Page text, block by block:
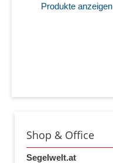
Produkte anzeigen
Shop & Office
Segelwelt.at